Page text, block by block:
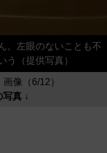
。左眼のないことも不
う（提供写真）
像（6/12）
真 ↓